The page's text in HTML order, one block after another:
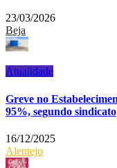
23/03/2026
Beja
Atualidade
Greve no
95%, segundo sindicato
16/12/2025
Alentejo